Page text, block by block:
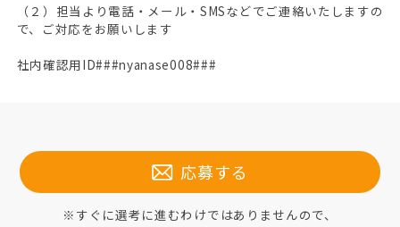
（２）担当より電話・メール・SMSなどでご連絡いたしますの
で、ご対応をお願いします
社内確認用ID###nyanase008###
応募する
※すぐに選考に進むわけではありませんので、